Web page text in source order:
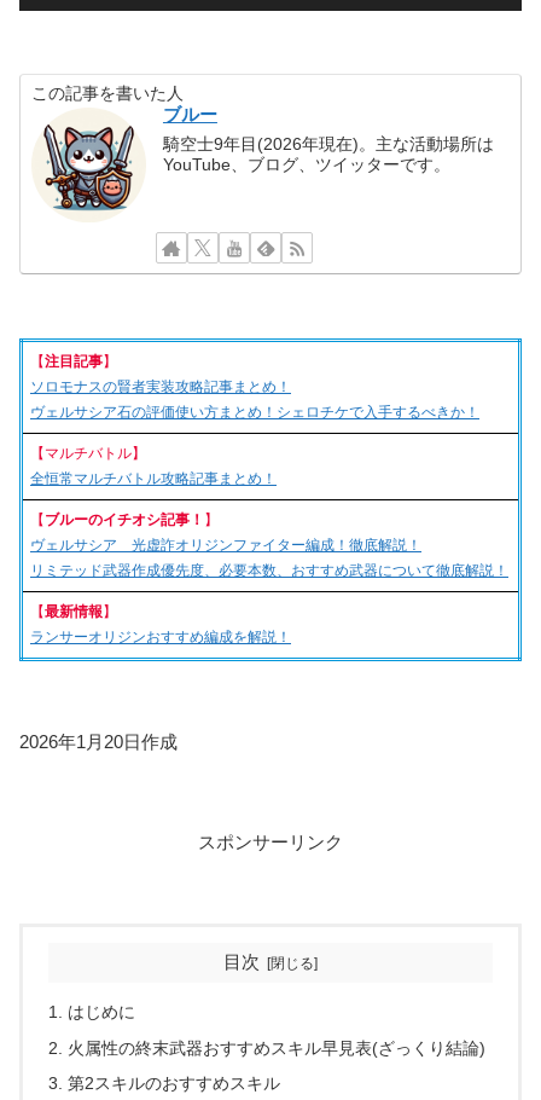
この記事を書いた人
ブルー
騎空士9年目(2026年現在)。主な活動場所は
YouTube、ブログ、ツイッターです。
【注目記事】
ソロモナスの賢者実装攻略記事まとめ！
ヴェルサシア石の評価使い方まとめ！シェロチケで入手するべきか！
【マルチバトル】
全恒常マルチバトル攻略記事まとめ！
【ブルーのイチオシ記事！ 】
ヴェルサシア 光虚詐オリジンファイター編成！徹底解説！
リミテッド武器作成優先度、必要本数、おすすめ武器について徹底解説！
【最新情報】
ランサーオリジンおすすめ編成を解説！
2026年1月20日作成
スポンサーリンク
目次
はじめに
火属性の終末武器おすすめスキル早見表(ざっくり結論)
第2スキルのおすすめスキル